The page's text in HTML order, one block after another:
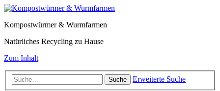
Kompostwürmer & Wurmfarmen
Natürliches Recycling zu Hause
Zum Inhalt
Suche Erweiterte Suche